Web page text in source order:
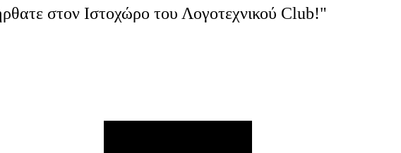
στον Ιστοχώρο του Λογοτεχνικού Club!"